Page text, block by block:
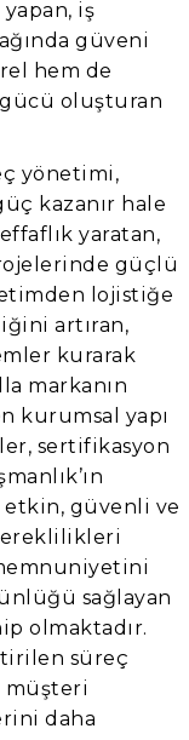
iş
güveni
hem de
oluşturan
yönetimi,
kazanır hale
yaratan,
güçlü
lojistiğe
artıran,
kurarak
markanın
kurumsal yapı
sertifikasyon
etkin, güvenli ve
sağlayan
olmaktadır.
süreç
daha